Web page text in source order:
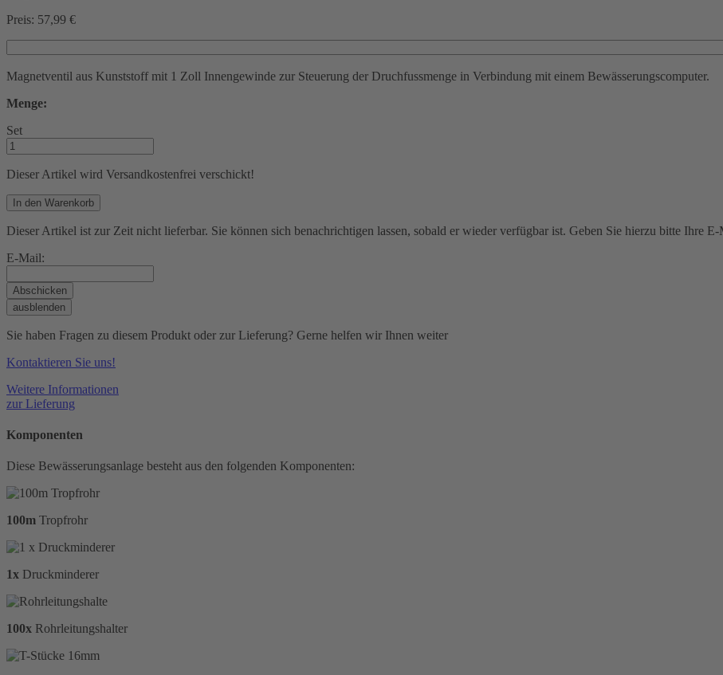
Preis: 57,99 €
Magnetventil aus Kunststoff mit 1 Zoll Innengewinde zur Steuerung der Druchfussmenge in Verbindung mit einem Bewässerungscomputer.
Menge:
Set
Dieser Artikel wird Versand­kostenfrei verschickt!
In den Warenkorb
Dieser Artikel ist zur Zeit nicht lieferbar. Sie können sich benachrichtigen lassen, sobald er wieder verfügbar ist. Geben Sie hierzu bitte Ihre
E-Mail:
Abschicken
ausblenden
Sie haben Fragen zu diesem Produkt oder zur Lieferung? Gerne helfen wir Ihnen weiter
Kontaktieren Sie uns!
Weitere Informationen
zur Lieferung
Komponenten
Diese Bewässerungsanlage besteht aus den folgenden Komponenten:
100m Tropfrohr
1x Druckminderer
100x Rohrleitungshalter